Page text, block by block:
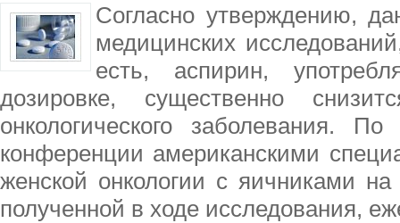
Согласно утверждению,
медицинских
есть, аспирин,
дозировке, существенно
онкологического заболевания.
конференции американскими
женской онкологии с яичниками
полученной в ходе исследования,